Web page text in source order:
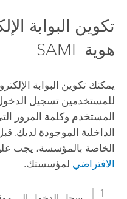
تكوين البوابة
هوية SAML
يمكنك تكوين البوابة
للمستخدمين تسجيل
المستخدم وكلمة المرور
الداخلية الموجودة لديك.
الخاصة بالمؤسسة، يجب
الافتراضي لمؤسستك.